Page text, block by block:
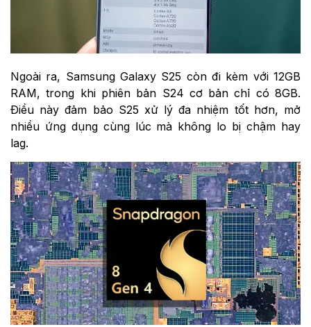
Ngoài ra, Samsung Galaxy S25 còn đi kèm với 12GB
RAM, trong khi phiên bản S24 cơ bản chỉ có 8GB.
Điều này đảm bảo S25 xử lý đa nhiệm tốt hơn, mở
nhiều ứng dụng cùng lúc mà không lo bị chậm hay
lag.